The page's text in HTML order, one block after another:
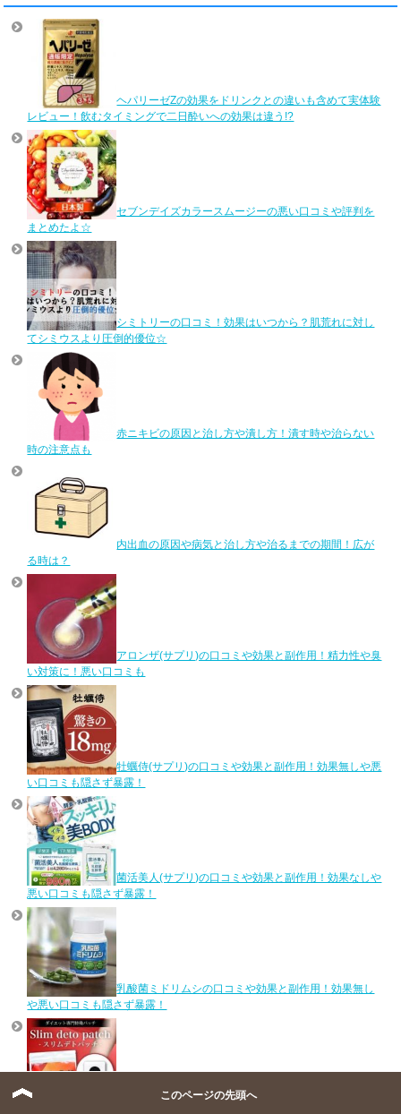
ヘパリーゼZの効果をドリンクとの違いも含めて実体験
レビュー！飲むタイミングで二日酔いへの効果は違う!?
セブンデイズカラースムージーの悪い口コミや評判を
まとめたよ☆
シミトリーの口コミ！効果はいつから？肌荒れに対し
てシミウスより圧倒的優位☆
赤ニキビの原因と治し方や潰し方！潰す時や治らない
時の注意点も
内出血の原因や病気と治し方や治るまでの期間！広が
る時は？
アロンザ(サプリ)の口コミや効果と副作用！精力性や臭
い対策に！悪い口コミも
牡蠣侍(サプリ)の口コミや効果と副作用！効果無しや悪
い口コミも隠さず暴露！
菌活美人(サプリ)の口コミや効果と副作用！効果なしや
悪い口コミも隠さず暴露！
乳酸菌ミドリムシの口コミや効果と副作用！効果無し
や悪い口コミも隠さず暴露！
スリムデトパッチの口コミや効果と使い方！効果無し
このページの先頭へ